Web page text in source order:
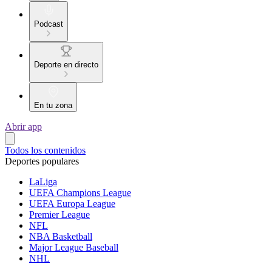
Podcast
Deporte en directo
En tu zona
Abrir app
Todos los contenidos
Deportes populares
LaLiga
UEFA Champions League
UEFA Europa League
Premier League
NFL
NBA Basketball
Major League Baseball
NHL